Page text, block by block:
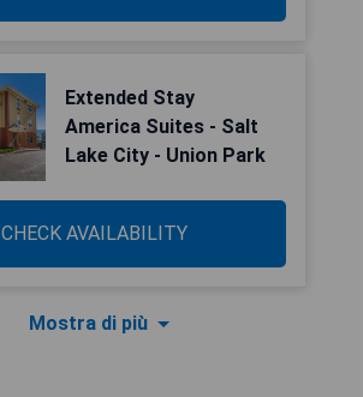
Extended Stay
America Suites - Salt
Lake City - Union Park
CHECK AVAILABILITY
Mostra di più